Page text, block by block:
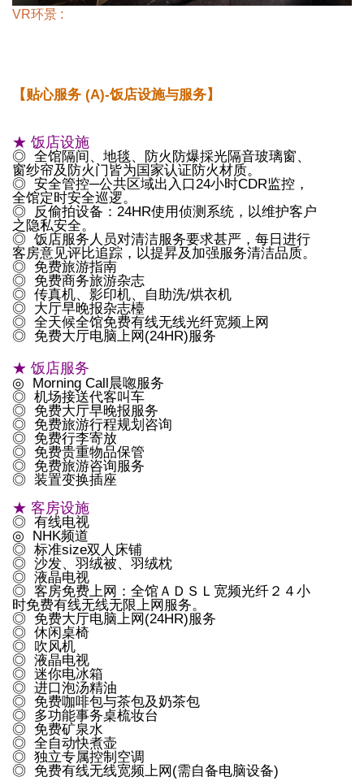
VR环景 :
【贴心服务 (A)-饭店设施与服务】
★ 饭店设施
◎ 全馆隔间、地毯、防火防爆採光隔音玻璃窗、
窗纱帘及防火门皆为国家认证防火材质。
◎ 安全管控─公共区域出入口24小时CDR监控，
全馆定时安全巡逻。
◎ 反偷拍设备：24HR使用侦测系统，以维护客户
之隐私安全。
◎ 饭店服务人员对清洁服务要求甚严，每日进行
客房意见评比追踪，以提昇及加强服务清洁品质。
◎ 免费旅游指南
◎ 免费商务旅游杂志
◎ 传真机、影印机、自助洗/烘衣机
◎ 大厅早晚报杂志檯
◎ 全天候全馆免费有线无线光纤宽频上网
◎ 免费大厅电脑上网(24HR)服务
★ 饭店服务
◎ Morning Call晨唿服务
◎ 机场接送代客叫车
◎ 免费大厅早晚报服务
◎ 免费旅游行程规划咨询
◎ 免费行李寄放
◎ 免费贵重物品保管
◎ 免费旅游咨询服务
◎ 装置变换插座
★ 客房设施
◎ 有线电视
◎ NHK频道
◎ 标准size双人床铺
◎ 沙发、羽绒被、羽绒枕
◎ 液晶电视
◎ 客房免费上网：全馆ＡＤＳＬ宽频光纤２４小
时免费有线无线无限上网服务。
◎ 免费大厅电脑上网(24HR)服务
◎ 休闲桌椅
◎ 吹风机
◎ 液晶电视
◎ 迷你电冰箱
◎ 进口泡汤精油
◎ 免费咖啡包与茶包及奶茶包
◎ 多功能事务桌梳妆台
◎ 免费矿泉水
◎ 全自动快煮壶
◎ 独立专属控制空调
◎ 免费有线无线宽频上网(需自备电脑设备)